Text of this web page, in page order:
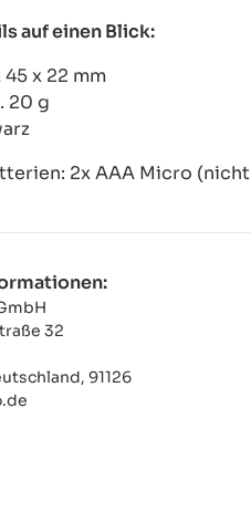
auf einen Blick:
45 x 22 mm
20 g
2x AAA Micro
32
91126